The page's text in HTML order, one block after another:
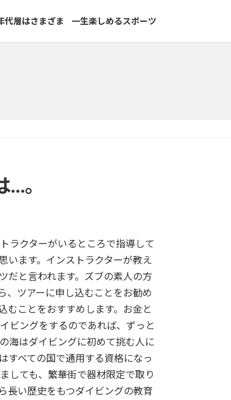
代層はさまざま 一生楽しめるスポーツ
。
ラクターがいるところで指導して
います。インストラクターが教え
だと言われます。ズブの素人の方
、ツアーに申し込むことをお勧め
むことをおすすめします。お金と
ビングをするのであれば、ずっと
海はダイビングに初めて挑む人に
すべての国で通用する資格になっ
しても、繁華街で器材限定で取り
長い歴史をもつダイビングの教育